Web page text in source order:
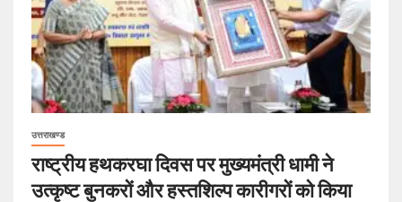
उत्तराखण्ड
राष्ट्रीय हथकरघा दिवस पर मुख्यमंत्री धामी ने
उत्कृष्ट बुनकरों और हस्तशिल्प कारीगरों को किया